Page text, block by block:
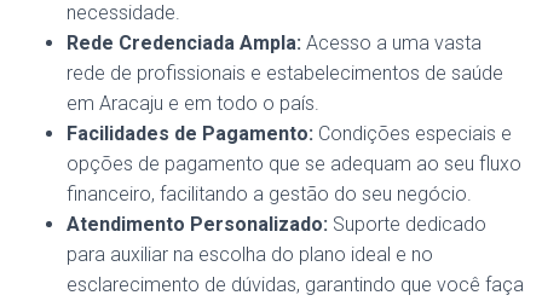
necessidade.
Rede Credenciada Ampla: Acesso a uma vasta
rede de profissionais e estabelecimentos de saúde
em Aracaju e em todo o país.
Facilidades de Pagamento: Condições especiais e
opções de pagamento que se adequam ao seu fluxo
financeiro, facilitando a gestão do seu negócio.
Atendimento Personalizado: Suporte dedicado
para auxiliar na escolha do plano ideal e no
esclarecimento de dúvidas, garantindo que você faça